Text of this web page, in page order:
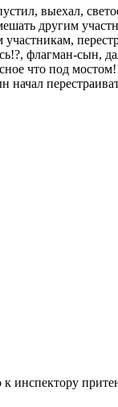
выехал,
другим
флагман-сын,
что под
инспектору